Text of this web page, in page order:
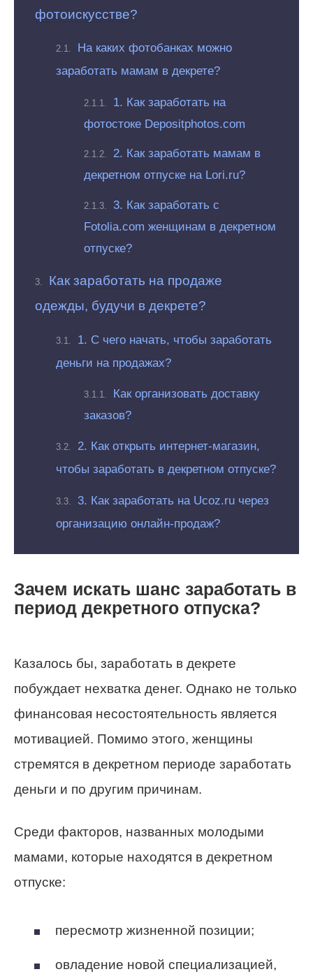
фотоискусстве?
На каких фотобанках можно
заработать мамам в декрете?
1. Как заработать на
фотостоке Depositphotos.com
2. Как заработать мамам в
декретном отпуске на Lori.ru?
3. Как заработать с
Fotolia.com женщинам в декретном
отпуске?
Как заработать на продаже
одежды, будучи в декрете?
1. С чего начать, чтобы заработать
деньги на продажах?
Как организовать доставку
заказов?
2. Как открыть интернет-магазин,
чтобы заработать в декретном отпуске?
3. Как заработать на Ucoz.ru через
организацию онлайн-продаж?
Зачем искать шанс заработать в
период декретного отпуска?
Казалось бы, заработать в декрете
побуждает нехватка денег. Однако не только
финансовая несостоятельность является
мотивацией. Помимо этого, женщины
стремятся в декретном периоде заработать
деньги и по другим причинам.
Среди факторов, названных молодыми
мамами, которые находятся в декретном
отпуске:
пересмотр жизненной позиции;
овладение новой специализацией,